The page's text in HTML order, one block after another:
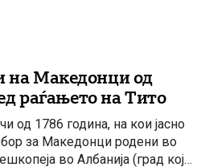
на Македонци од
раѓањето на Тито
од 1786 година, на кои јасно
за Македонци родени во
во Албанија (град кој,